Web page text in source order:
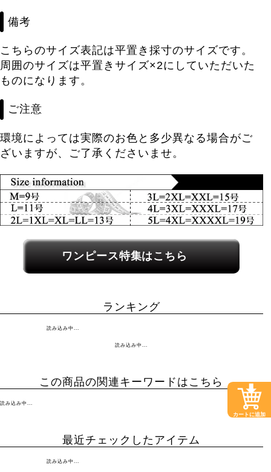
備考
こちらのサイズ表記は平置き採寸のサイズです。
周囲のサイズは平置きサイズ×2にしていただいた
ものになります。
ご注意
環境によっては実際のお色と多少異なる場合がご
ざいますが、ご了承くださいませ。
関連カテゴリーへのリンク
ワンピース特集はこちら
ランキング
読み込み中...
読み込み中...
この商品の関連キーワードはこちら
読み込み中...
最近チェックしたアイテム
読み込み中...
カートに追加